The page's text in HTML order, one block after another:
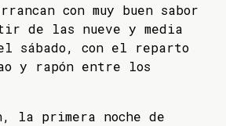
con muy buen sabor
de las nueve y media
sábado, con el reparto
y rapón entre los
la primera noche de